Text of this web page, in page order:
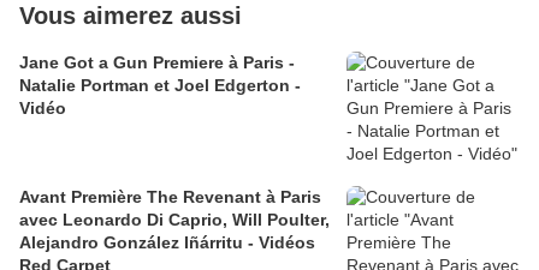
Vous aimerez aussi
Jane Got a Gun Premiere à Paris -
Natalie Portman et Joel Edgerton -
Vidéo
Avant Première The Revenant à Paris
avec Leonardo Di Caprio, Will Poulter,
Alejandro González Iñárritu - Vidéos
Red Carpet